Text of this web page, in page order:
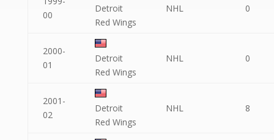
00
Detroit
Red Wings
NHL 0
2000-
01
Detroit
Red Wings
NHL 0
2001-
02
Detroit
Red Wings
NHL 8